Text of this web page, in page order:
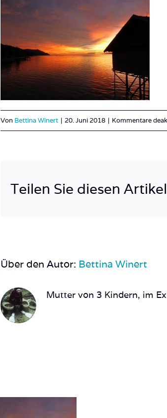
Von Bettina Winert | 20. Juni 2018 | Kommentare
Teilen Sie diesen
Über den Autor: Bettina Winert
Mutter von 3 Kindern, im